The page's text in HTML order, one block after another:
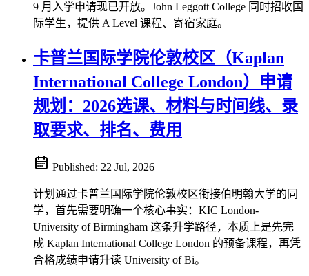
9 月入学申请现已开放。John Leggott College 同时招收国
际学生，提供 A Level 课程、寄宿家庭。
卡普兰国际学院伦敦校区（Kaplan
International College London）申请
规划：2026选课、材料与时间线、录
取要求、排名、费用
Published: 22 Jul, 2026
计划通过卡普兰国际学院伦敦校区衔接伯明翰大学的同
学，首先需要明确一个核心事实：KIC London-
University of Birmingham 这条升学路径，本质上是先完
成 Kaplan International College London 的预备课程，再凭
合格成绩申请升读 University of Bi。